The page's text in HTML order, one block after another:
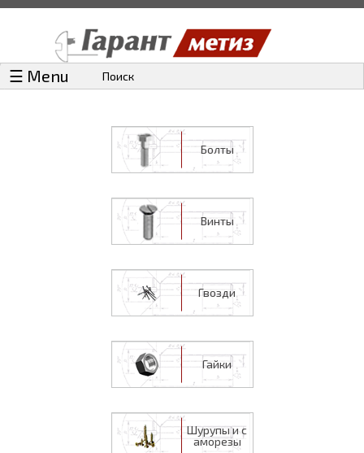
☰ Menu Поиск
Болты
Винты
Гвозди
Гайки
Шурупы и с
аморезы